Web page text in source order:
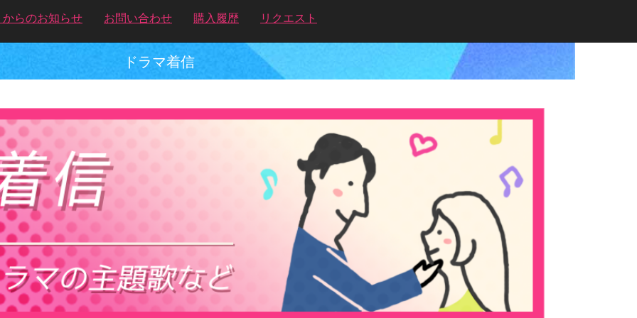
らのお知らせ お問い合わせ 購入履歴 リクエスト
ドラマ着信